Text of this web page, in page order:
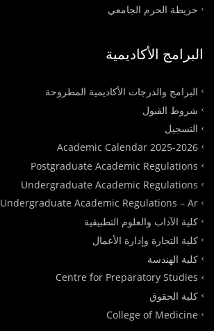
خريطة الحرم الجامعي
البرامج الأكاديمية
البرامج والدرجات الأكاديمية المطروحة
شروط القبول
التسجيل
Academic Calendar 2025-2026
Postgraduate Academic Regulations
Undergraduate Academic Regulations
Undergraduate Academic Regulations – Ar
كلية الآداب والعلوم التطبيقية
كلية التجارة وإدارة الأعمال
كلية الهندسة
Centre for Preparatory Studies
كلية الحقوق
College of Medicine